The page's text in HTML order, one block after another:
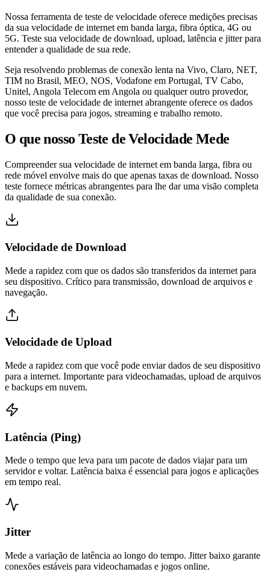
Nossa ferramenta de teste de velocidade oferece medições precisas
da sua velocidade de internet em banda larga, fibra óptica, 4G ou
5G. Teste sua velocidade de download, upload, latência e jitter para
entender a qualidade de sua rede.
Seja resolvendo problemas de conexão lenta na Vivo, Claro, NET,
TIM no Brasil, MEO, NOS, Vodafone em Portugal, TV Cabo,
Unitel, Angola Telecom em Angola ou qualquer outro provedor,
nosso teste de velocidade de internet abrangente oferece os dados
que você precisa para jogos, streaming e trabalho remoto.
O que nosso Teste de Velocidade Mede
Compreender sua velocidade de internet em banda larga, fibra ou
rede móvel envolve mais do que apenas taxas de download. Nosso
teste fornece métricas abrangentes para lhe dar uma visão completa
da qualidade de sua conexão.
Velocidade de Download
Mede a rapidez com que os dados são transferidos da internet para
seu dispositivo. Crítico para transmissão, download de arquivos e
navegação.
Velocidade de Upload
Mede a rapidez com que você pode enviar dados de seu dispositivo
para a internet. Importante para videochamadas, upload de arquivos
e backups em nuvem.
Latência (Ping)
Mede o tempo que leva para um pacote de dados viajar para um
servidor e voltar. Latência baixa é essencial para jogos e aplicações
em tempo real.
Jitter
Mede a variação de latência ao longo do tempo. Jitter baixo garante
conexões estáveis para videochamadas e jogos online.